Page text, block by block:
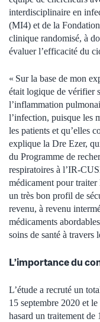
interdisciplinaire en
(MI4) et de la
clinique randomisé, à
évaluer l’efficacité du
« Sur la base de mon
était logique de vérifier
l’inflammation
l’infection, puisque les
les patients et qu’elles
explique la Dre Ezer,
du Programme de
respiratoires à l’IR-
médicament pour traiter
un très bon profil de
revenu, à revenu
médicaments
soins de santé à travers
L’importance du
L’étude a recruté un
15 septembre 2020 et
hasard un traitement de